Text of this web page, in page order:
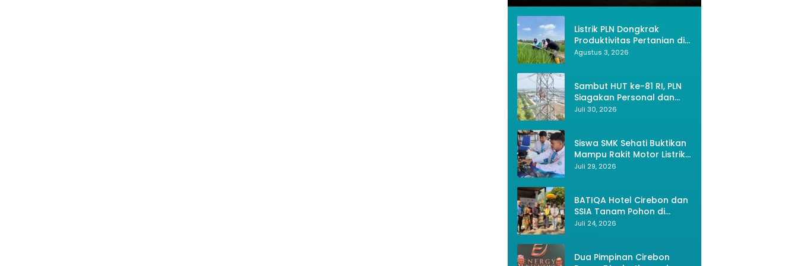
Listrik PLN Dongkrak
Produktivitas Pertanian di
Bekasi, Petani Kini Bisa
Agustus 3, 2026
Sambut HUT ke-81 RI, PLN
Siagakan Personal dan
Optimalkan Keandalan
Juli 30, 2026
Siswa SMK Sehati Buktikan
Mampu Rakit Motor Listrik,
Wujud Kemerdekaan RI
Muda
Juli 29, 2026
BATIQA Hotel Cirebon dan
SSIA Tanam Pohon di
Keraton Kacirebonan,
Juli 24, 2026
Dua Pimpinan Cirebon